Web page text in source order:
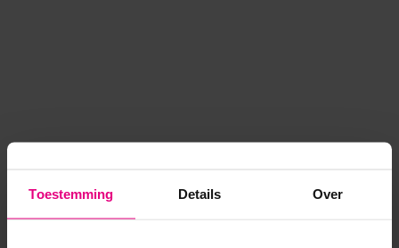
Toestemming Details Over